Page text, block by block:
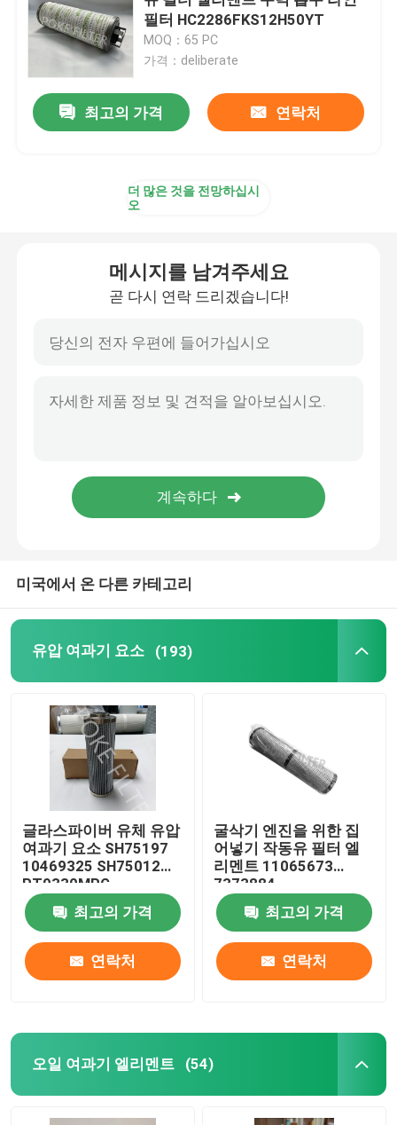
공기 필터 원소
진공 펌프 필터 캐트리지
가스 필터 요소
디젤 필터 카트리지
수지 사로잡힌 필터
캔들필터 요소
필터 HC2286FKS12H50YT
MOQ：65 PC
가격：deliberate
최고의 가격 연락처
더 많은 것을 전망하십시
오
메시지를 남겨주세요
곧 다시 연락 드리겠습니다!
미국에서 온 다른 카테고리
유압 여과기 요소 (193)
글라스파이버 유체 유압
여과기 요소 SH75197
10469325 SH75012
PT9330MPG
최고의 가격
연락처
굴삭기 엔진을 위한 집
어넣기 작동유 필터 엘
리멘트 11065673
7373884
최고의 가격
연락처
오일 여과기 엘리멘트 (54)